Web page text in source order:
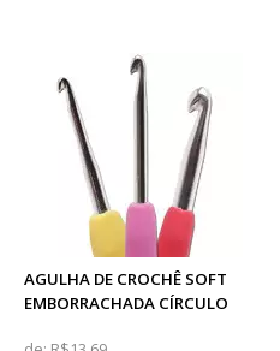
AGULHA DE CROCHÊ SOFT
EMBORRACHADA CÍRCULO